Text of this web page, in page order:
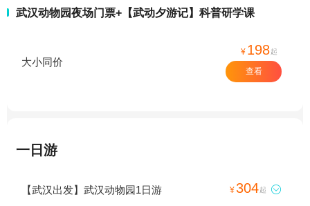
武汉动物园夜场门票+【武动夕游记】科普研学课
大小同价
¥ 198起
查看
一日游
【武汉出发】武汉动物园1日游 ¥304起 